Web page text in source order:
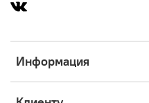
Информация